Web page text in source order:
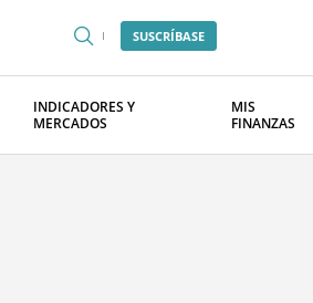
SUSCRÍBASE
INDICADORES Y
MERCADOS
MIS
FINANZAS